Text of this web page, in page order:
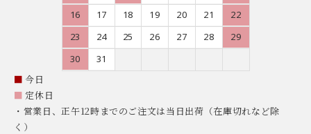
16
17 18 19 20 21
22
23
24 25 26 27 28
29
30
31
■ 今日
■ 定休日
・営業日、正午12時までのご注文は当日出荷（在庫切れなど除
く）